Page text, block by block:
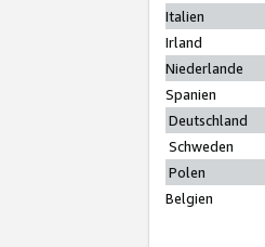
Italien
Irland
Niederlande
Spanien
Deutschland
Schweden
Polen
Belgien